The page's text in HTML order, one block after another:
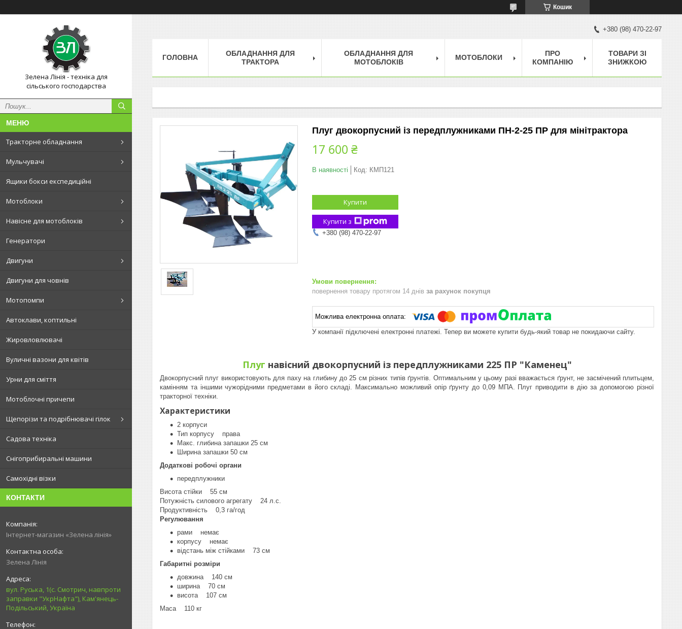
Кошик
Зелена Лінія - техніка для
сільського господарства
Тракторне обладнання
Мульчувачі
Ящики бокси експедиційні
Мотоблоки
Навісне для мотоблоків
Генератори
Двигуни
Двигуни для човнів
Мотопомпи
Автоклави, коптильні
Жировловлювачі
Вуличні вазони для квітів
Урни для сміття
Мотоблочні причепи
Щепорізи та подрібнювачі гілок
Садова техніка
Снігоприбиральні машини
Самохідні візки
КОНТАКТИ
Інтернет-магазин «Зелена лінія»
Зелена Лінія
вул. Руська, 1(с. Смотрич, навпроти
заправки "УкрНафта"), Кам'янець-
Подільський, Україна
+380 (98) 470-22-97
ГОЛОВНА
ОБЛАДНАННЯ ДЛЯ
ТРАКТОРА
ОБЛАДНАННЯ ДЛЯ
МОТОБЛОКІВ
МОТОБЛОКИ
ПРО
КОМПАНІЮ
ТОВАРИ ЗІ
ЗНИЖКОЮ
Плуг двокорпусний із передплужниками ПН-2-25 ПР для мінітрактора
17 600 ₴
В наявності Код: КМП121
Купити
Купити з
+380 (98) 470-22-97
повернення товару протягом 14 днів за рахунок покупця
У компанії підключені електронні платежі. Тепер ви можете купити будь-який товар не покидаючи сайту.
Плуг навісний двокорпусний із передплужниками 225 ПР "Каменец"
Двокорпусний плуг використовують для паху на глибину до 25 см різних типів ґрунтів. Оптимальним у цьому разі вважається ґрунт, не засмічений плитьцем,
камінням та іншими чужорідними предметами в його складі. Максимально можливий опір ґрунту до 0,09 МПА. Плуг приводити в дію за допомогою різної
тракторної техніки.
Характеристики
2 корпуси
Тип корпусу права
Макс. глибина запашки 25 см
Ширина запашки 50 см
Додаткові робочі органи
передплужники
Висота стійки 55 см
Потужність силового агрегату 24 л.с.
Продуктивність 0,3 га/год
Регулювання
рами немає
корпусу немає
відстань між стійками 73 см
Габаритні розміри
довжина 140 см
ширина 70 см
висота 107 см
Маса 110 кг